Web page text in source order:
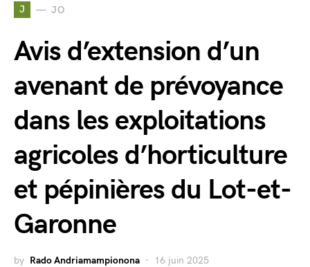
J JO
Avis d’extension d’un
avenant de prévoyance
dans les exploitations
agricoles d’horticulture
et pépinières du Lot-et-
Garonne
by Rado Andriamampionona 16 juin 2025